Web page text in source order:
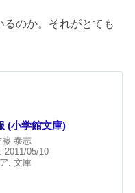
のか。それがとても
(小学館文庫)
藤 泰志
2011/05/10
: 文庫